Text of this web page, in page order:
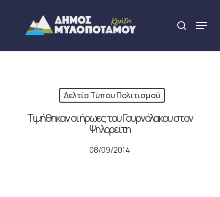
content
search
Menu
Δελτία Τύπου Πολιτισμού
Τιμήθηκαν οι ήρωες του Γουρνόλακου στον
Ψηλορείτη
08/09/2014
Close